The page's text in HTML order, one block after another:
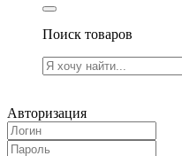
Поиск товаров
Авторизация